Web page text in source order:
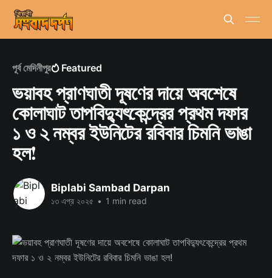
পূর্ব মেদিনীপুর Featured
ভয়াবহ প্রাণঘাতী দূষণের দায়ে অবশেষে
কোলাঘাট তাপবিদ্যুৎকেন্দ্রের প্রথম দফার
১ ও ২ নম্বর ইউনিটের রবিবার চিমনি ভাঙা
হল!
Biplabi Sambad Darpan
১৩ এপ্র ২০২৫ • 1 min read